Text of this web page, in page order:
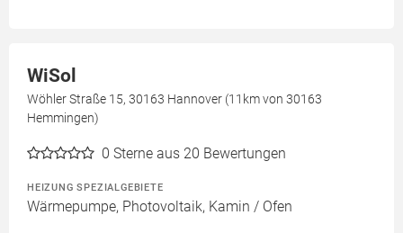
WiSol
Wöhler Straße 15, 30163 Hannover (11km von 30163
Hemmingen)
0 Sterne aus 20 Bewertungen
HEIZUNG SPEZIALGEBIETE
Wärmepumpe, Photovoltaik, Kamin / Ofen